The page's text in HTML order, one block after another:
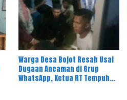
Warga Desa Bojot Resah Usai
Dugaan Ancaman di Grup
WhatsApp, Ketua RT Tempuh